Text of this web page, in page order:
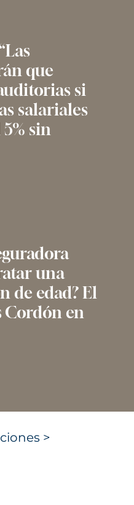
que
si
salariales
sin
una
de edad? El
Cordón en
>